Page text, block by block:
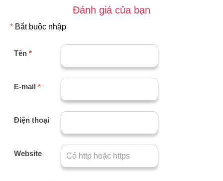
Đánh giá của bạn
* Bắt buộc nhập
Tên *
E-mail *
Điện thoại
Website